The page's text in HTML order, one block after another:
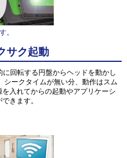
。
サク起動
回転する円盤からヘッドを動かし
ークタイムが無い分、動作はスム
入れてからの起動やアプリケーシ
きます。